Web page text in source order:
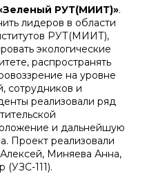
РУТ(МИИТ)».
лидеров в области
РУТ(МИИТ),
экологические
распространять
на уровне
сотрудников и
реализовали ряд
и дальнейшую
Проект реализовали
Миняева Анна,
(УЗС-111).